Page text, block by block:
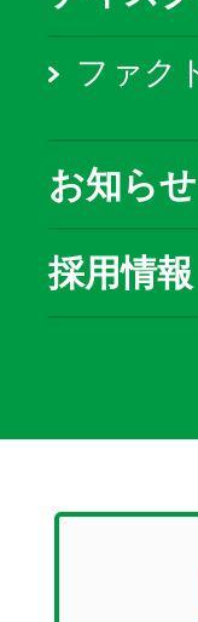
ファク
お知らせ
採用情報